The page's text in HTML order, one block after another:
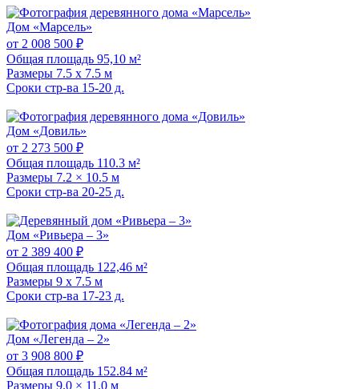
Дом «Марсель»
от 2 008 500 ₽
Общая площадь 95,10 м²
Размеры 7.5 x 7.5 м
Сроки стр-ва 15-20 д.
Дом «Довиль»
от 2 273 500 ₽
Общая площадь 110.3 м²
Размеры 7.2 × 10.5 м
Сроки стр-ва 20-25 д.
Дом «Ривьера – 3»
от 2 389 400 ₽
Общая площадь 122,46 м²
Размеры 9 x 7.5 м
Сроки стр-ва 17-23 д.
Дом «Легенда – 2»
от 3 908 800 ₽
Общая площадь 152.84 м²
Размеры 9.0 × 11.0 м